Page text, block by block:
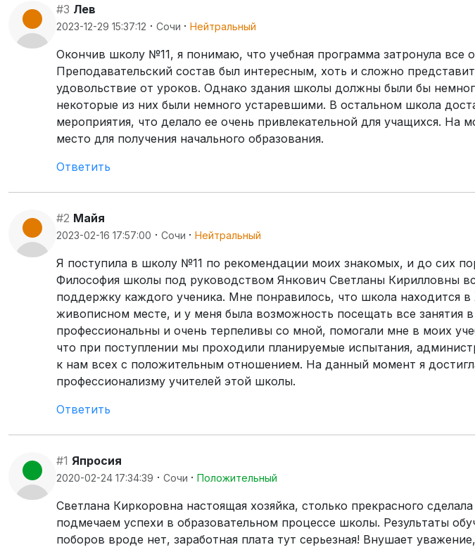
#3 Лев
2023-12-29 15:37:12 · Сочи · Нейтральный
Окончив школу №11, я понимаю, что учебная программа затронула все
Преподавательский состав был интересным, хоть и сложно
удовольствие от уроков. Однако здания школы должны были бы
некоторые из них были немного устаревшими. В остальном школа
мероприятия, что делало ее очень привлекательной для учащихся. На
место для получения начального образования.
Ответить
#2 Майя
2023-02-16 17:57:00 · Сочи · Нейтральный
Я поступила в школу №11 по рекомендации моих знакомых, и до сих
Философия школы под руководством Янкович Светланы Кирилловны
поддержку каждого ученика. Мне понравилось, что школа находится
живописном месте, и у меня была возможность посещать все занятия
профессиональны и очень терпеливы со мной, помогали мне в моих
что при поступлении мы проходили планируемые испытания,
к нам всех с положительным отношением. На данный момент я
профессионализму учителей этой школы.
Ответить
#1 Япросия
2020-02-24 17:34:39 · Сочи · Положительный
Светлана Киркоровна настоящая хозяйка, столько прекрасного
подмечаем успехи в образовательном процессе школы. Результаты
поборов вроде нет, заработная плата тут серьезная! Внушает